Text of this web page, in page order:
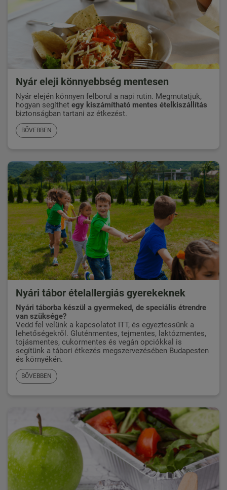
Nyár eleji könnyebbség mentesen
Nyár elején könnyen felborul a napi rutin. Megmutatjuk,
hogyan segíthet egy kiszámítható mentes ételkiszállítás
biztonságban tartani az étkezést.
BŐVEBBEN
Nyári tábor ételallergiás gyerekeknek
Nyári táborba készül a gyermeked, de speciális étrendre
van szüksége?
Vedd fel velünk a kapcsolatot ITT, és egyeztessünk a
lehetőségekről. Gluténmentes, tejmentes, laktózmentes,
tojásmentes, cukormentes és vegán opciókkal is
segítünk a tábori étkezés megszervezésében Budapesten
és környékén.
BŐVEBBEN